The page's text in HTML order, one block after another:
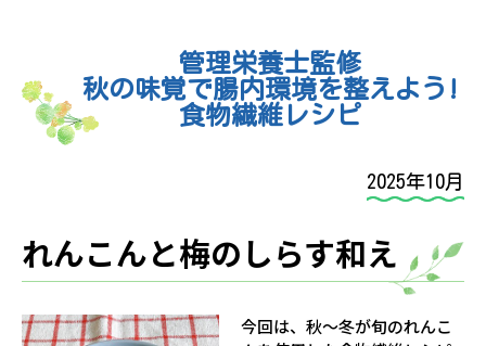
管理栄養士監修
秋の味覚で腸内環境を整えよう!
食物繊維レシピ
2025年10月
れんこんと梅のしらす和え
今回は、秋〜冬が旬のれんこ